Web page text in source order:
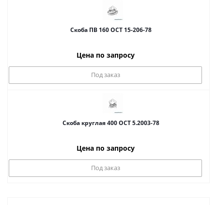
Скоба ПВ 160 ОСТ 15-206-78
Цена по запросу
Под заказ
Скоба круглая 400 ОСТ 5.2003-78
Цена по запросу
Под заказ